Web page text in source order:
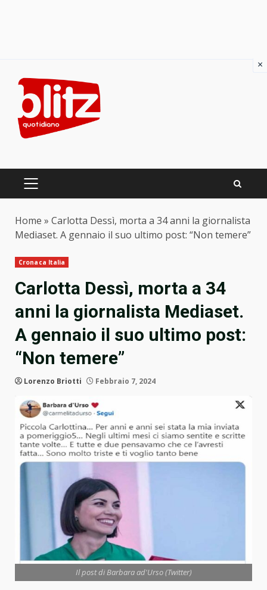
content
PRIMARY
Home » Carlotta Dessì, morta a 34 anni la giornalista
Mediaset. A gennaio il suo ultimo post: “Non temere”
Cronaca Italia
Carlotta Dessì, morta a 34
anni la giornalista Mediaset.
A gennaio il suo ultimo post:
“Non temere”
Lorenzo Briotti Febbraio 7, 2024
Il post di Barbara ad'Urso (Twitter)
×